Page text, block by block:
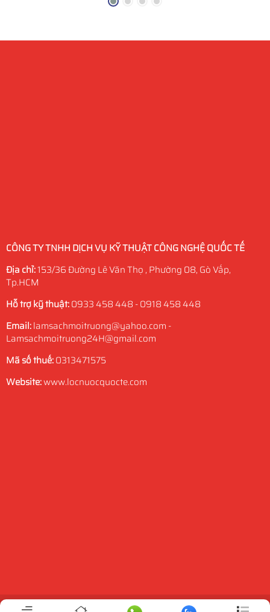
CÔNG TY TNHH DỊCH VỤ KỸ THUẬT CÔNG NGHỆ QUỐC TẾ
Địa chỉ:153/36 Đường Lê Văn Thọ , Phường 08, Gò Vấp,
Tp.HCM
Hỗ trợ kỹ thuật:0933 458 448 - 0918 458 448
Email:lamsachmoitruong@yahoo.com -
Lamsachmoitruong24H@gmail.com
Mã số thuế:0313471575
Website:www.locnuocquocte.com
Trực tuyến: Hôm nay: 7135 671428